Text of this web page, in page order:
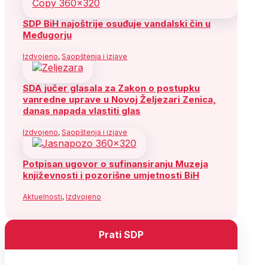
SDP BiH najoštrije osuđuje vandalski čin u
Međugorju
Izdvojeno, Saopštenja i izjave
SDA jučer glasala za Zakon o postupku
vanredne uprave u Novoj Željezari Zenica,
danas napada vlastiti glas
Izdvojeno, Saopštenja i izjave
Potpisan ugovor o sufinansiranju Muzeja
književnosti i pozorišne umjetnosti BiH
Aktuelnosti, Izdvojeno
Prati SDP